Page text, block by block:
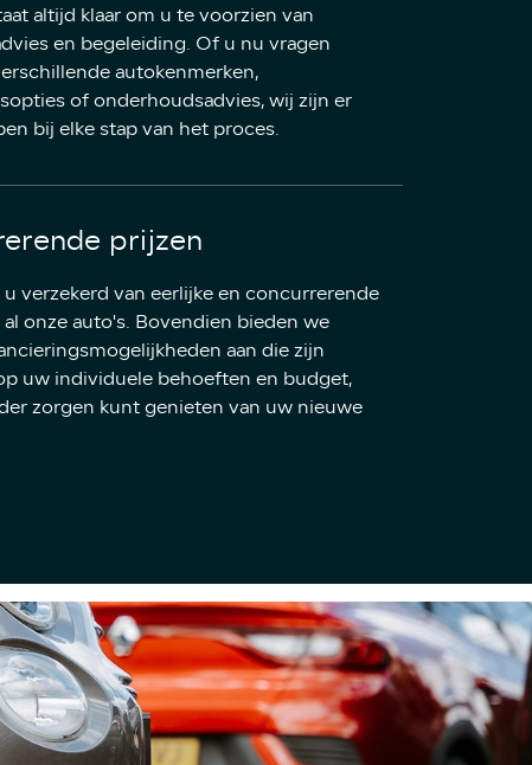
altijd klaar om u te voorzien van
en begeleiding. Of u nu vragen
autokenmerken,
of onderhoudsadvies, wij zijn er
bij elke stap van het proces.
prijzen
verzekerd van eerlijke en concurrerende
onze auto's. Bovendien bieden we
aan die zijn
uw individuele behoeften en budget,
zorgen kunt genieten van uw nieuwe